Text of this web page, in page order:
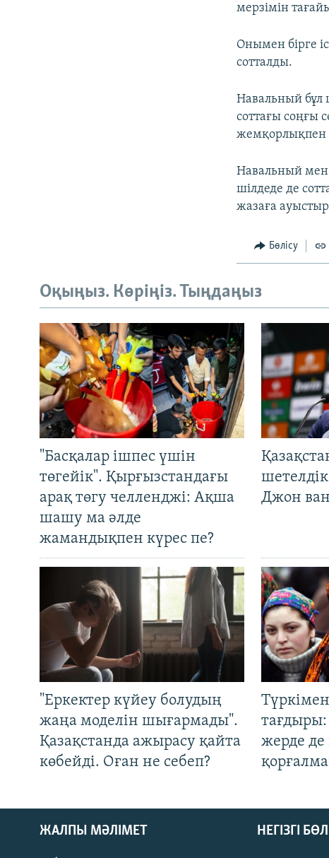
мерзімін
Онымен бірге
сотталды.
Навальный
соттағы соңғы
жемқорлықпен
Навальный мен
шілдеде де
жазаға
Бөлісу
Оқыңыз. Көріңіз. Тыңдаңыз
"Басқалар ішпес үшін
төгейік". Қырғызстандағы
арақ төгу челленджі: Ақша
шашу ма әлде
жамандықпен күрес пе?
Джон
"Еркектер күйеу болудың
жаңа моделін шығармады".
Қазақстанда ажырасу қайта
көбейді. Оған не себеп?
тағдыры:
жерде
ЖАЛПЫ МӘЛІМЕТ НЕГІЗГІ